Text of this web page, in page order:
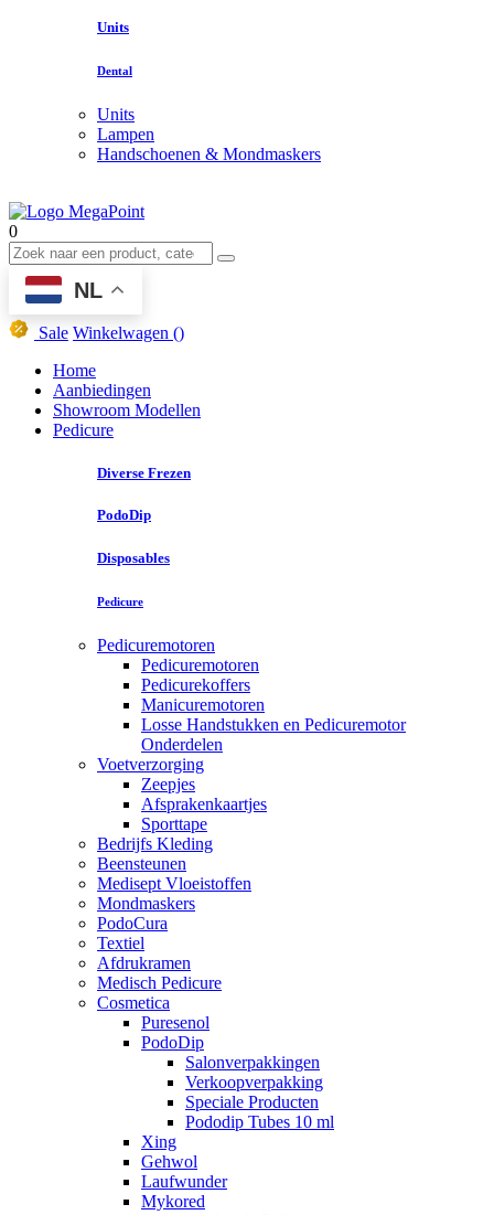
Units
Dental
Units
Lampen
Handschoenen & Mondmaskers
0
NL
Sale Winkelwagen ()
Home
Aanbiedingen
Showroom Modellen
Pedicure
Diverse Frezen
PodoDip
Disposables
Pedicure
Pedicuremotoren
Pedicuremotoren
Pedicurekoffers
Manicuremotoren
Losse Handstukken en Pedicuremotor
Onderdelen
Voetverzorging
Zeepjes
Afsprakenkaartjes
Sporttape
Bedrijfs Kleding
Beensteunen
Medisept Vloeistoffen
Mondmaskers
PodoCura
Textiel
Afdrukramen
Medisch Pedicure
Cosmetica
Puresenol
PodoDip
Salonverpakkingen
Verkoopverpakking
Speciale Producten
Pododip Tubes 10 ml
Xing
Gehwol
Laufwunder
Mykored